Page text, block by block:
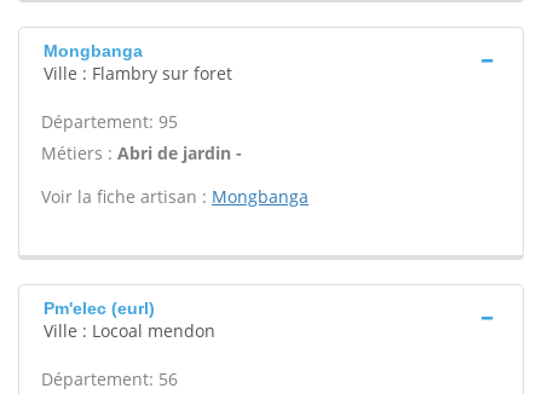
Mongbanga
Ville : Flambry sur foret
Département: 95
Métiers : Abri de jardin -
Voir la fiche artisan : Mongbanga
Pm'elec (eurl)
Ville : Locoal mendon
Département: 56